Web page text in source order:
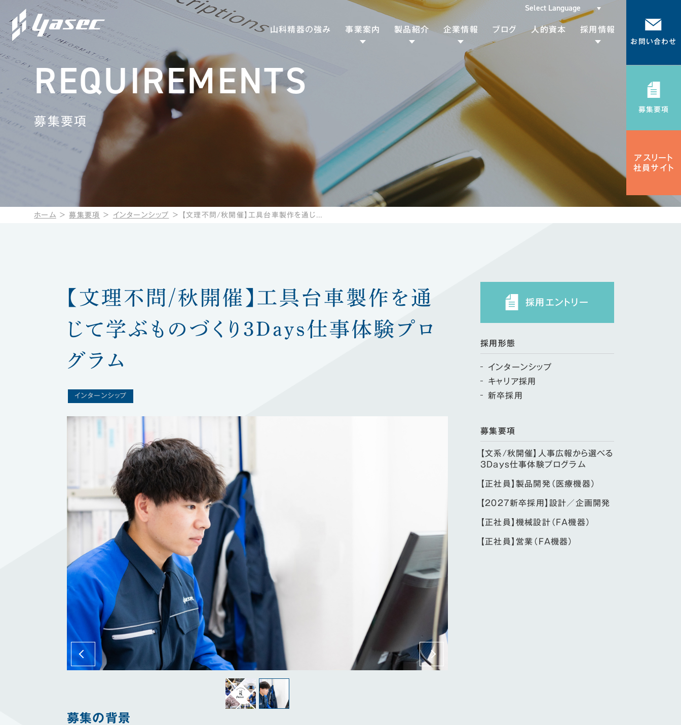
山科精器の強み 事業案内
ソリューション
トライボロジー
ソリューション
ヘルスケア
ソリューション
製品紹介
産業機械
食品機械
熱交機器
医療機器
理化学製品/衛生用品
企業情報
代表挨拶
会社概要
SDGsについて
CSRの取り組み
ブログ 人的資本 採用情報
お問い合わせ
募集要項
アスリート
社員サイト
REQUIREMENTS
募集要項
ホーム ＞募集要項 ＞ インターンシップ ＞ 【文理不問/秋開催】工具台車製作を通じて学ぶものづくり3Days仕事体験プログラム
【文理不問/秋開催】工具台車製作を通
じて学ぶものづくり3Days仕事体験プロ
グラム
インターンシップ
募集の背景
採用エントリー
採用形態
インターンシップ
キャリア採用
新卒採用
募集要項
【文系/秋開催】人事広報から選べる
3Days仕事体験プログラム
【正社員】製品開発（医療機器）
【2027新卒採用】設計／企画開発
【正社員】機械設計（FA機器）
【正社員】営業（FA機器）